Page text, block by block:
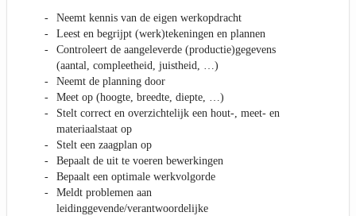
Neemt kennis van de eigen werkopdracht
Leest en begrijpt (werk)tekeningen en plannen
Controleert de aangeleverde (productie)gegevens
(aantal, compleetheid, juistheid, …)
Neemt de planning door
Meet op (hoogte, breedte, diepte, …)
Stelt correct en overzichtelijk een hout-, meet- en
materiaalstaat op
Stelt een zaagplan op
Bepaalt de uit te voeren bewerkingen
Bepaalt een optimale werkvolgorde
Meldt problemen aan
leidinggevende/verantwoordelijke